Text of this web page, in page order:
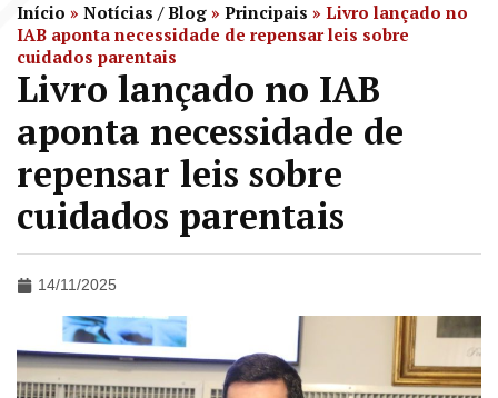
Início » Notícias / Blog » Principais » Livro lançado no
IAB aponta necessidade de repensar leis sobre
cuidados parentais
Livro lançado no IAB
aponta necessidade de
repensar leis sobre
cuidados parentais
14/11/2025